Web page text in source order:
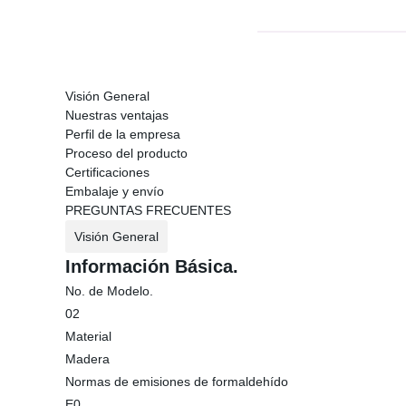
Visión General
Nuestras ventajas
Perfil de la empresa
Proceso del producto
Certificaciones
Embalaje y envío
PREGUNTAS FRECUENTES
Visión General
Información Básica.
No. de Modelo.
02
Material
Madera
Normas de emisiones de formaldehído